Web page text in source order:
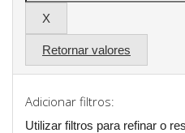
Retornar valores
Adicionar filtros:
Utilizar filtros para refinar o